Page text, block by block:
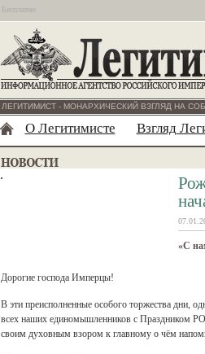
Бесплатно
ЛЕГИТИМИСТ - МОНАРХИЧЕСКИЙ ВЗГЛЯД НА
О Легитимисте Взгляд
«С
Дорогие господа Имперцы!
В эти преисполненные особого торжества дни,
всех наших единомышленников с
своим духовным взором к главному о чём